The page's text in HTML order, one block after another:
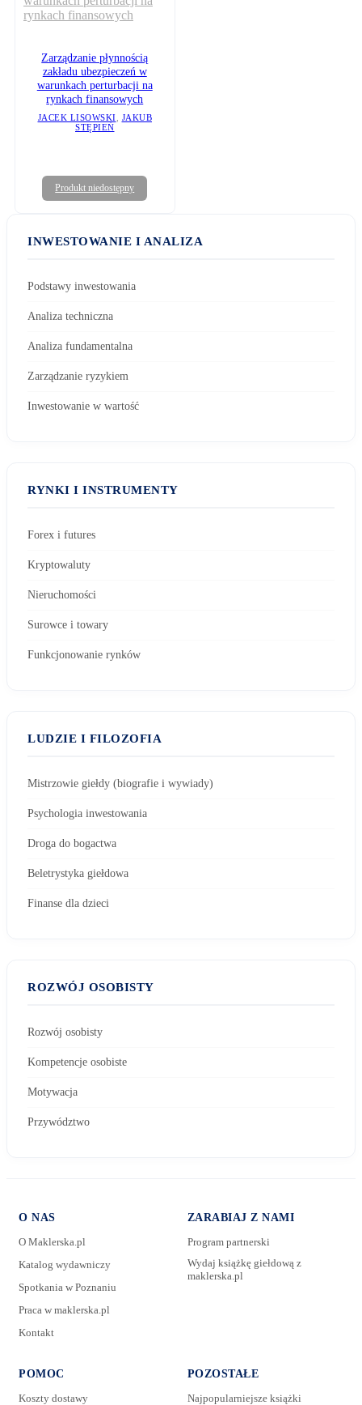
Zarządzanie płynnością
zakładu ubezpieczeń w
warunkach perturbacji na
rynkach finansowych
JACEK LISOWSKI
JAKUB
STĘPIEŃ
Produkt niedostępny
INWESTOWANIE I ANALIZA
Podstawy inwestowania
Analiza techniczna
Analiza fundamentalna
Zarządzanie ryzykiem
Inwestowanie w wartość
RYNKI I INSTRUMENTY
Forex i futures
Kryptowaluty
Nieruchomości
Surowce i towary
Funkcjonowanie rynków
LUDZIE I FILOZOFIA
Mistrzowie giełdy (biografie i wywiady)
Psychologia inwestowania
Droga do bogactwa
Beletrystyka giełdowa
Finanse dla dzieci
ROZWÓJ OSOBISTY
Rozwój osobisty
Kompetencje osobiste
Motywacja
Przywództwo
O NAS
O Maklerska.pl
Katalog wydawniczy
Spotkania w Poznaniu
Praca w maklerska.pl
Kontakt
ZARABIAJ Z NAMI
Program partnerski
Wydaj książkę giełdową z
maklerska.pl
POMOC
Koszty dostawy
POZOSTAŁE
Najpopularniejsze książki
E-mail: